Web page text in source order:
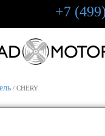
+7
/ CHERY